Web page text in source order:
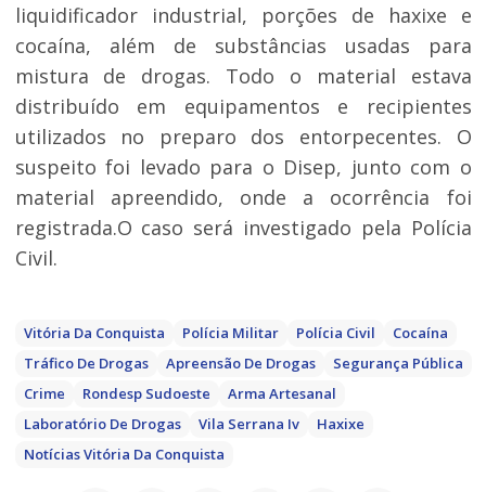
liquidificador industrial, porções de haxixe e
cocaína, além de substâncias usadas para
mistura de drogas. Todo o material estava
distribuído em equipamentos e recipientes
utilizados no preparo dos entorpecentes. O
suspeito foi levado para o Disep, junto com o
material apreendido, onde a ocorrência foi
registrada.O caso será investigado pela Polícia
Civil.
Vitória Da Conquista Polícia Militar Polícia Civil
Cocaína
Tráfico De Drogas
Apreensão De Drogas
Segurança Pública
Crime
Rondesp Sudoeste
Arma Artesanal
Laboratório De Drogas
Vila Serrana Iv
Haxixe
Notícias Vitória Da Conquista